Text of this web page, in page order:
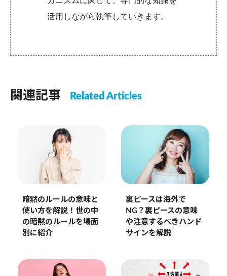
活用しながら執筆していきます。
関連記事 Related Articles
暗黙のルールの意味と
使い方を解説！世の中
の暗黙のルールを場面
別に紹介
裏ピースは海外で
NG？裏ピースの意味
や注意するべきハンド
サインを解説